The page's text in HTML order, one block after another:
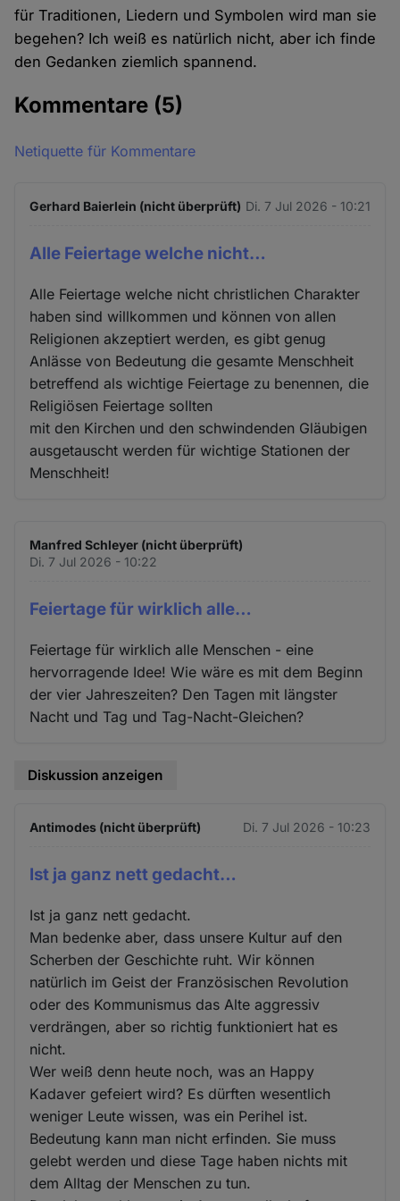
für Traditionen, Liedern und Symbolen wird man sie
begehen? Ich weiß es natürlich nicht, aber ich finde
den Gedanken ziemlich spannend.
Kommentare (5)
Netiquette für Kommentare
Gerhard Baierlein (nicht überprüft) Di. 7 Jul 2026 - 10:21
Alle Feiertage welche nicht…
Alle Feiertage welche nicht christlichen Charakter
haben sind willkommen und können von allen
Religionen akzeptiert werden, es gibt genug
Anlässe von Bedeutung die gesamte Menschheit
betreffend als wichtige Feiertage zu benennen, die
Religiösen Feiertage sollten
mit den Kirchen und den schwindenden Gläubigen
ausgetauscht werden für wichtige Stationen der
Menschheit!
Manfred Schleyer (nicht überprüft)
Di. 7 Jul 2026 - 10:22
Feiertage für wirklich alle…
Feiertage für wirklich alle Menschen - eine
hervorragende Idee! Wie wäre es mit dem Beginn
der vier Jahreszeiten? Den Tagen mit längster
Nacht und Tag und Tag-Nacht-Gleichen?
Diskussion anzeigen
Antimodes (nicht überprüft) Di. 7 Jul 2026 - 10:23
Ist ja ganz nett gedacht…
Ist ja ganz nett gedacht.
Man bedenke aber, dass unsere Kultur auf den
Scherben der Geschichte ruht. Wir können
natürlich im Geist der Französischen Revolution
oder des Kommunismus das Alte aggressiv
verdrängen, aber so richtig funktioniert hat es
nicht.
Wer weiß denn heute noch, was an Happy
Kadaver gefeiert wird? Es dürften wesentlich
weniger Leute wissen, was ein Perihel ist.
Bedeutung kann man nicht erfinden. Sie muss
gelebt werden und diese Tage haben nichts mit
dem Alltag der Menschen zu tun.